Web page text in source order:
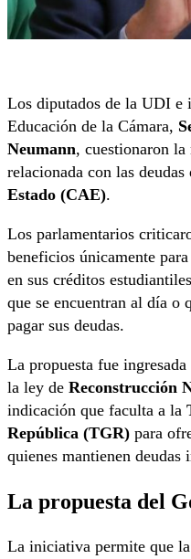
Los diputados de la UDI e
Educación de la Cámara,
Neumann, cuestionaron
relacionada con las deudas
Estado (CAE).
Los parlamentarios
beneficios únicamente
en sus créditos
que se encuentran al día o
pagar sus deudas.
La propuesta fue
la ley de Reconstrucción
indicación que faculta a la
República (TGR) para
quienes mantienen deudas
La propuesta del
La iniciativa permite que